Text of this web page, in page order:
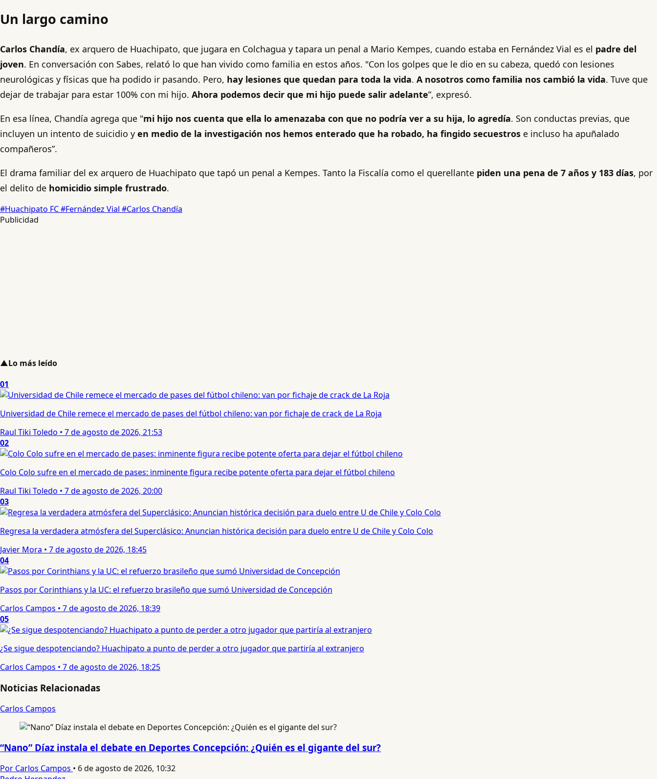
Un largo camino
Carlos Chandía, ex arquero de Huachipato, que jugara en Colchagua y tapara un penal a Mario Kempes, cuando estaba en Fernández Vial es el padre del
joven. En conversación con Sabes, relató lo que han vivido como familia en estos años. "Con los golpes que le dio en su cabeza, quedó con lesiones
neurológicas y físicas que ha podido ir pasando. Pero, hay lesiones que quedan para toda la vida. A nosotros como familia nos cambió la vida. Tuve que
dejar de trabajar para estar 100% con mi hijo. Ahora podemos decir que mi hijo puede salir adelante”, expresó.
En esa línea, Chandía agrega que "mi hijo nos cuenta que ella lo amenazaba con que no podría ver a su hija, lo agredía. Son conductas previas, que
incluyen un intento de suicidio y en medio de la investigación nos hemos enterado que ha robado, ha fingido secuestros e incluso ha apuñalado
compañeros”.
El drama familiar del ex arquero de Huachipato que tapó un penal a Kempes. Tanto la Fiscalía como el querellante piden una pena de 7 años y 183 días, por
el delito de homicidio simple frustrado.
#Huachipato FC#Fernández Vial #Carlos Chandía
Publicidad
▲Lo más leído
01
Universidad de Chile remece el mercado de pases del fútbol chileno: van por fichaje de crack de La Roja
Raul Tiki Toledo • 7 de agosto de 2026, 21:53
02
Colo Colo sufre en el mercado de pases: inminente figura recibe potente oferta para dejar el fútbol chileno
Raul Tiki Toledo • 7 de agosto de 2026, 20:00
03
Regresa la verdadera atmósfera del Superclásico: Anuncian histórica decisión para duelo entre U de Chile y Colo Colo
Javier Mora • 7 de agosto de 2026, 18:45
04
Pasos por Corinthians y la UC: el refuerzo brasileño que sumó Universidad de Concepción
Carlos Campos • 7 de agosto de 2026, 18:39
05
¿Se sigue despotenciando? Huachipato a punto de perder a otro jugador que partiría al extranjero
Carlos Campos • 7 de agosto de 2026, 18:25
Noticias Relacionadas
Carlos Campos
“Nano” Díaz instala el debate en Deportes Concepción: ¿Quién es el gigante del sur?
Por Carlos Campos • 6 de agosto de 2026, 10:32